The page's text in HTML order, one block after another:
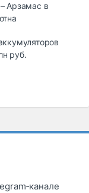
Арзамас в
руб.